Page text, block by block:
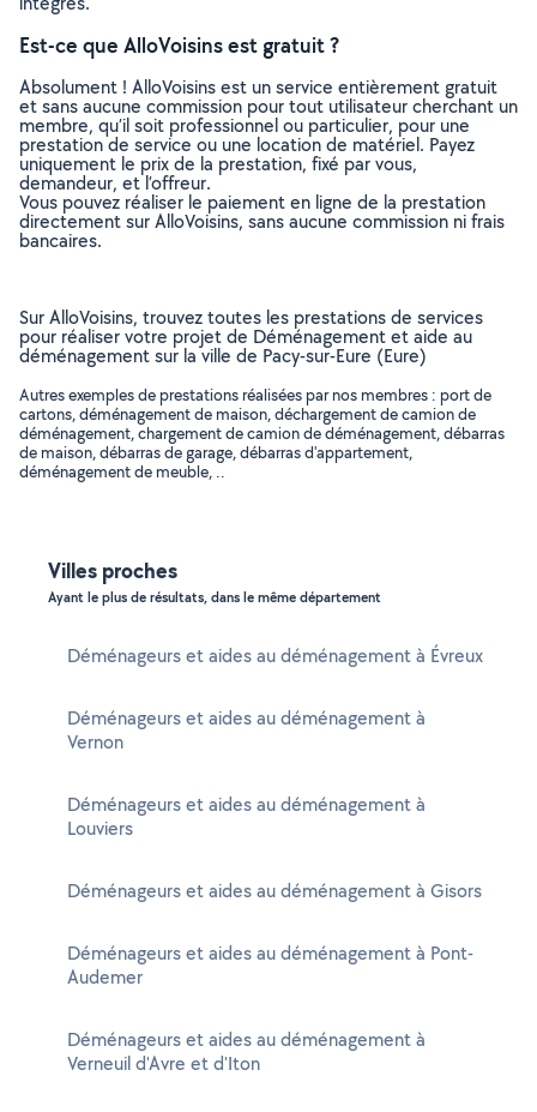
Est-ce que AlloVoisins est gratuit ?
Absolument ! AlloVoisins est un service entièrement gratuit
et sans aucune commission pour tout utilisateur cherchant un
membre, qu’il soit professionnel ou particulier, pour une
prestation de service ou une location de matériel. Payez
uniquement le prix de la prestation, fixé par vous,
demandeur, et l’offreur.
Vous pouvez réaliser le paiement en ligne de la prestation
directement sur AlloVoisins, sans aucune commission ni frais
bancaires.
Sur AlloVoisins, trouvez toutes les prestations de services
pour réaliser votre projet de Déménagement et aide au
déménagement sur la ville de Pacy-sur-Eure (Eure)
Autres exemples de prestations réalisées par nos membres : port de
cartons, déménagement de maison, déchargement de camion de
déménagement, chargement de camion de déménagement, débarras
de maison, débarras de garage, débarras d'appartement,
déménagement de meuble, ..
Villes proches
Ayant le plus de résultats, dans le même département
Déménageurs et aides au déménagement à Évreux
Déménageurs et aides au déménagement à
Vernon
Déménageurs et aides au déménagement à
Louviers
Déménageurs et aides au déménagement à Gisors
Déménageurs et aides au déménagement à Pont-
Audemer
Déménageurs et aides au déménagement à
Verneuil d'Avre et d'Iton